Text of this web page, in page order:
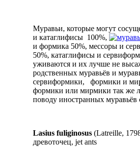
Муравьи, которые могут
и катаглифисы 100%,
и формика 50%, мессоры и
50%, катаглифисы и
уживаются и их лучше не
родственных муравьёв и
сервиформики,
формики и
формики или мирмики так же
поводу иностранных муравьёв
Lasius fuliginosus (Latreille,
древоточец, jet ants